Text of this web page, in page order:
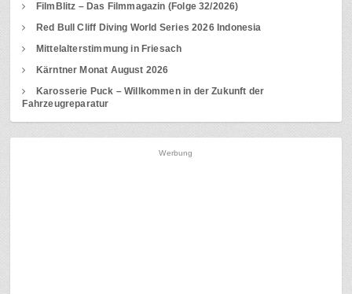
FilmBlitz – Das Filmmagazin (Folge 32/2026)
Red Bull Cliff Diving World Series 2026 Indonesia
Mittelalterstimmung in Friesach
Kärntner Monat August 2026
Karosserie Puck – Willkommen in der Zukunft der
Fahrzeugreparatur
Werbung